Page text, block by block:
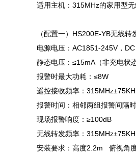
适用主机：315MHz的家用型
（配置一）HS200E-YB无线转
电源电压：AC1851-245V，DC
静态电压：≤15mA（非充电状态
报警时最大功耗：≤8W
遥控接收频率：
报警时间：相邻两组报警间隔
现场报警响度：≥100dB
无线转发频率：
安装要求：高度2.2m 俯视角